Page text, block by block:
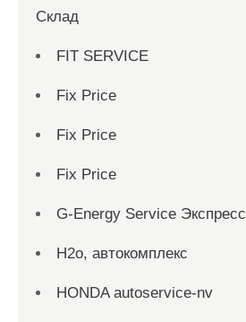
Склад
FIT SERVICE
Fix Price
Fix Price
Fix Price
G-Energy Service Экспресс
H2о, автокомплекс
HONDA autoservice-nv